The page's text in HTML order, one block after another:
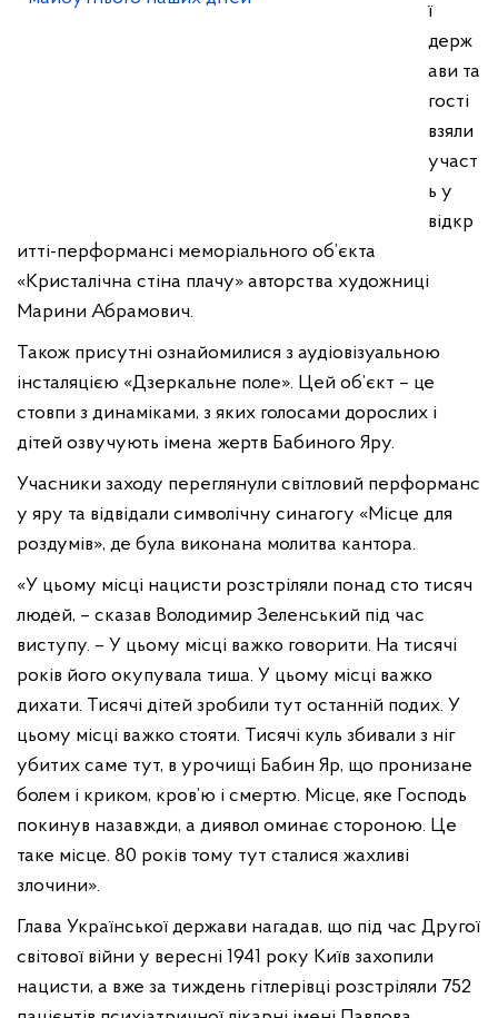
ї
держ
ави та
гості
взяли
участ
ь у
відкр
итті-перформансі меморіального об’єкта
«Кристалічна стіна плачу» авторства художниці
Марини Абрамович.
Також присутні ознайомилися з аудіовізуальною
інсталяцією «Дзеркальне поле». Цей об’єкт – це
стовпи з динаміками, з яких голосами дорослих і
дітей озвучують імена жертв Бабиного Яру.
Учасники заходу переглянули світловий перформанс
у яру та відвідали символічну синагогу «Місце для
роздумів», де була виконана молитва кантора.
«У цьому місці нацисти розстріляли понад сто тисяч
людей, – сказав Володимир Зеленський під час
виступу. – У цьому місці важко говорити. На тисячі
років його окупувала тиша. У цьому місці важко
дихати. Тисячі дітей зробили тут останній подих. У
цьому місці важко стояти. Тисячі куль збивали з ніг
убитих саме тут, в урочищі Бабин Яр, що пронизане
болем і криком, кров’ю і смертю. Місце, яке Господь
покинув назавжди, а диявол оминає стороною. Це
таке місце. 80 років тому тут сталися жахливі
злочини».
Глава Української держави нагадав, що під час Другої
світової війни у вересні 1941 року Київ захопили
нацисти, а вже за тиждень гітлерівці розстріляли 752